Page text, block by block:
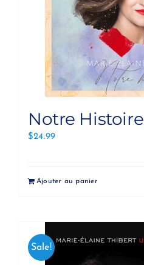
Notre Histoire
$24.99
Ajouter au panier
Sale!